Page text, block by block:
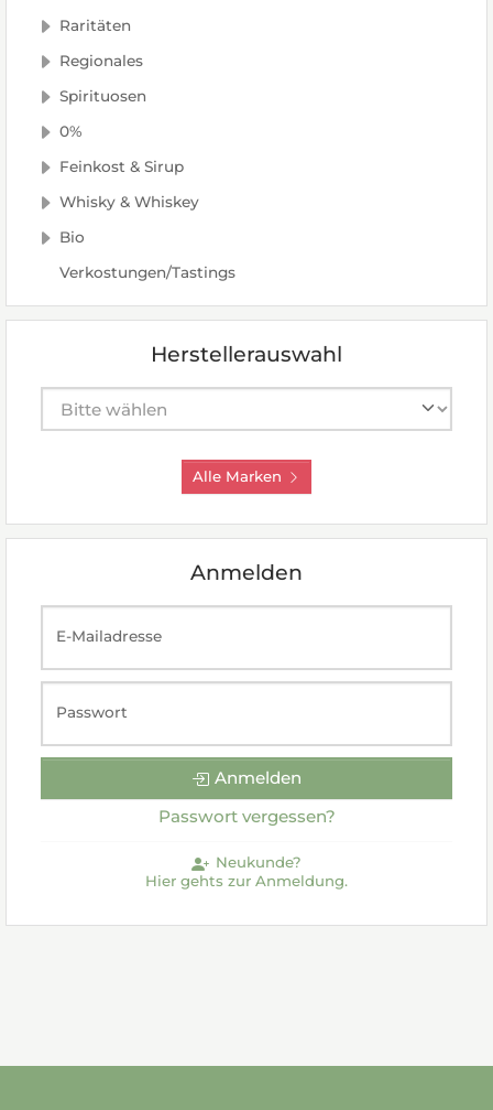
Raritäten
Regionales
Spirituosen
0%
Feinkost & Sirup
Whisky & Whiskey
Bio
Verkostungen/Tastings
Herstellerauswahl
Alle Marken
Anmelden
E-Mailadresse
Passwort
Anmelden
Passwort vergessen?
Neukunde?
Hier gehts zur Anmeldung.